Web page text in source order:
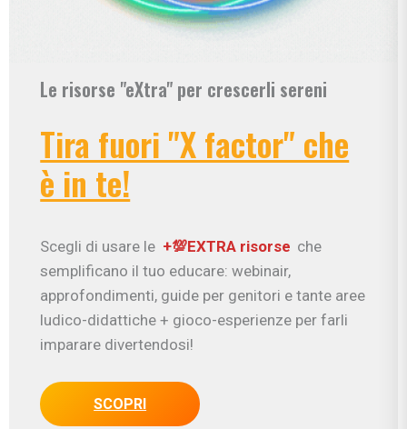
Le risorse "eXtra" per crescerli sereni
Tira fuori "X factor" che
è in te!
Scegli di usare le +💯EXTRA risorse che
semplificano il tuo educare: webinair,
approfondimenti, guide per genitori e tante aree
ludico-didattiche + gioco-esperienze per farli
imparare divertendosi!
SCOPRI